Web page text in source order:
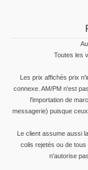
Toutes les
Les prix affichés prix
connexe. AM/PM n'est
l'importation de
messagerie) puisque
Le client assume aussi
colis rejetés ou de
n'autorise